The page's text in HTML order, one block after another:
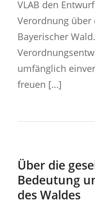
VLAB den
Verordnung
Bayerischer
umfänglich
freuen […]
Über die
Bedeutung
des Waldes